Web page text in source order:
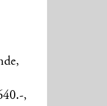
,